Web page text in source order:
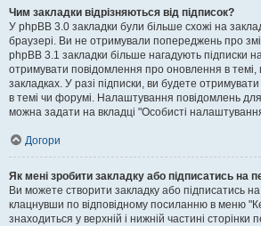
Чим закладки відрізняються від підписок?
У phpBB 3.0 закладки були більше схожі на
браузері. Ви не отримували попереджень про
phpBB 3.1 закладки більше нагадують підписки
отримувати повідомлення про оновлення в темі,
закладках. У разі підписки, ви будете
в темі чи форумі. Налаштування повідомлень для
можна задати на вкладці "Особисті
Догори
Як мені зробити закладку або підписатись на
Ви можете створити закладку або підписатись
клацнувши по відповідному посиланню в меню
знаходиться у верхній і нижній частині сторінки